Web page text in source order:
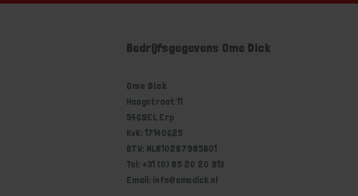
Bedrijfsgegevens Ome Dick
Ome Dick
Hoogstraat 11
5469EL Erp
KvK: 17140625
BTW: NL810287985B01
Tel: +31 (0) 85 20 20 913
Email: info@omedick.nl